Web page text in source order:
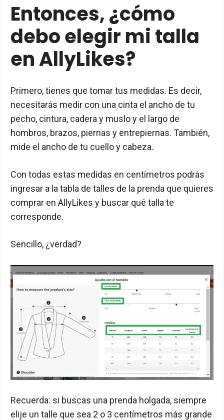
Entonces, ¿cómo
debo elegir mi talla
en AllyLikes?
Primero, tienes que tomar tus medidas. Es decir,
necesitarás medir con una cinta el ancho de tu
pecho, cintura, cadera y muslo y el largo de
hombros, brazos, piernas y entrepiernas. También,
mide el ancho de tu cuello y cabeza.
Con todas estas medidas en centímetros podrás
ingresar a la tabla de talles de la prenda que quieres
comprar en AllyLikes y buscar qué talla te
corresponde.
Sencillo, ¿verdad?
Recuerda: si buscas una prenda holgada, siempre
elije un talle que sea 2 o 3 centímetros más grande